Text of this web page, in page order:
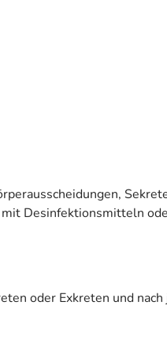
Desinfektionsmitteln
oder Exkreten und